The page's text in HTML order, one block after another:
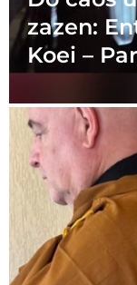
zazen:
Koei –